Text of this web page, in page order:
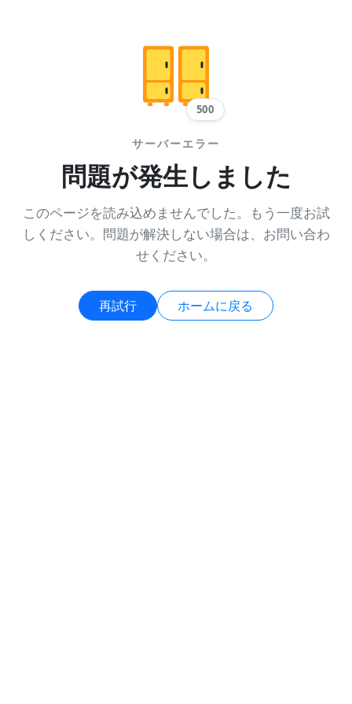
500
サーバーエラー
問題が発生しました
このページを読み込めませんでした。もう一度お試
しください。問題が解決しない場合は、お問い合わ
せください。
再試行 ホームに戻る